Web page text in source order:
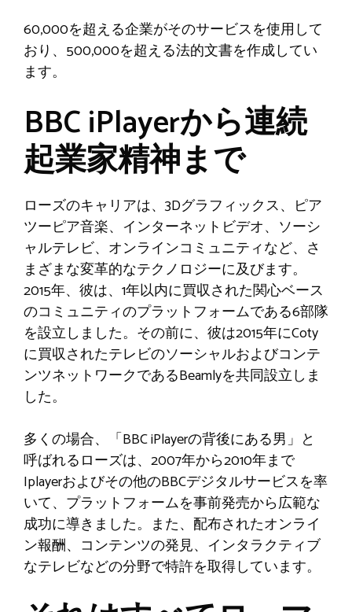
60,000を超える企業がそのサービスを使用して
おり、500,000を超える法的文書を作成してい
ます。
BBC iPlayerから連続
起業家精神まで
ローズのキャリアは、3Dグラフィックス、ピア
ツーピア音楽、インターネットビデオ、ソーシ
ャルテレビ、オンラインコミュニティなど、さ
まざまな変革的なテクノロジーに及びます。
2015年、彼は、1年以内に買収された関心ベース
のコミュニティのプラットフォームである6部隊
を設立しました。その前に、彼は2015年にCoty
に買収されたテレビのソーシャルおよびコンテ
ンツネットワークであるBeam​​lyを共同設立しま
した。
多くの場合、「BBC iPlayerの背後にある男」と
呼ばれるローズは、2007年から2010年まで
Iplayerおよびその他のBBCデジタルサービスを率
いて、プラットフォームを事前発売から広範な
成功に導きました。また、配布されたオンライ
ン報酬、コンテンツの発見、インタラクティブ
なテレビなどの分野で特許を取得しています。